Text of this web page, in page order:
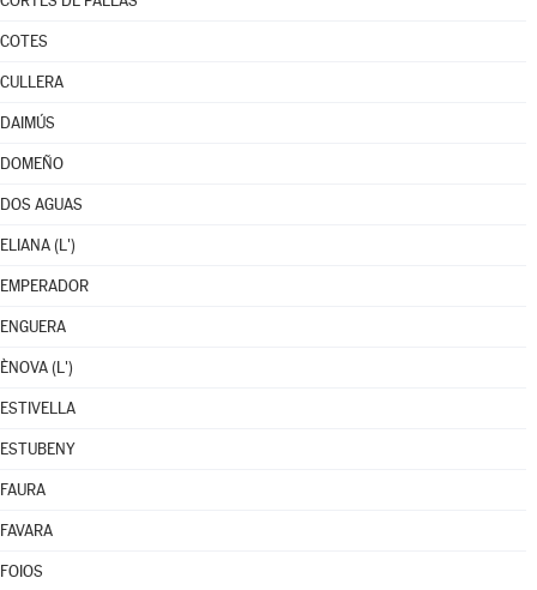
COTES
CULLERA
DAIMÚS
DOMEÑO
DOS AGUAS
ELIANA (L')
EMPERADOR
ENGUERA
ÈNOVA (L')
ESTIVELLA
ESTUBENY
FAURA
FAVARA
FOIOS